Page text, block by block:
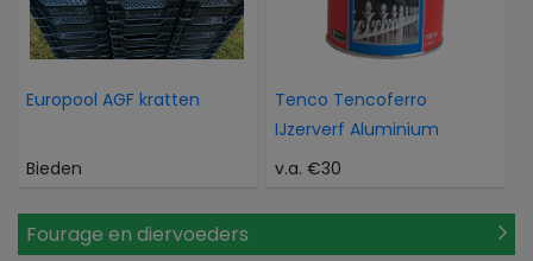
Europool AGF kratten
Bieden
Tenco Tencoferro
IJzerverf Aluminium
v.a. €30
Fourage en diervoeders